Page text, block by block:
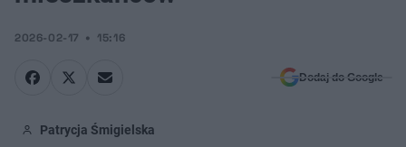
2026-02-17 15:16
Dodaj do Google
Patrycja Śmigielska